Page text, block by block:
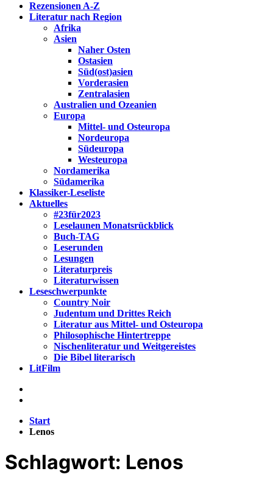
Rezensionen A-Z
Literatur nach Region
Afrika
Asien
Naher Osten
Ostasien
Süd(ost)asien
Vorderasien
Zentralasien
Australien und Ozeanien
Europa
Mittel- und Osteuropa
Nordeuropa
Südeuropa
Westeuropa
Nordamerika
Südamerika
Klassiker-Leseliste
Aktuelles
#23für2023
Leselaunen Monatsrückblick
Buch-TAG
Leserunden
Lesungen
Literaturpreis
Literaturwissen
Leseschwerpunkte
Country Noir
Judentum und Drittes Reich
Literatur aus Mittel- und Osteuropa
Philosophische Hintertreppe
Nischenliteratur und Weitgereistes
Die Bibel literarisch
LitFilm
Start
Lenos
Schlagwort: Lenos